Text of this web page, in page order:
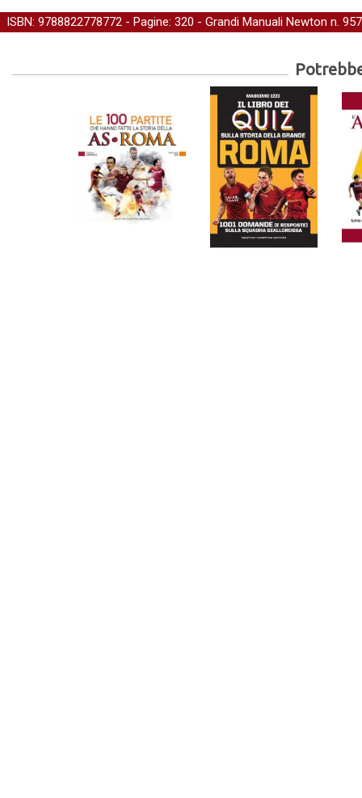
ISBN: 9788822778772 - Pagine: 320 - Grandi Manuali Newton n.